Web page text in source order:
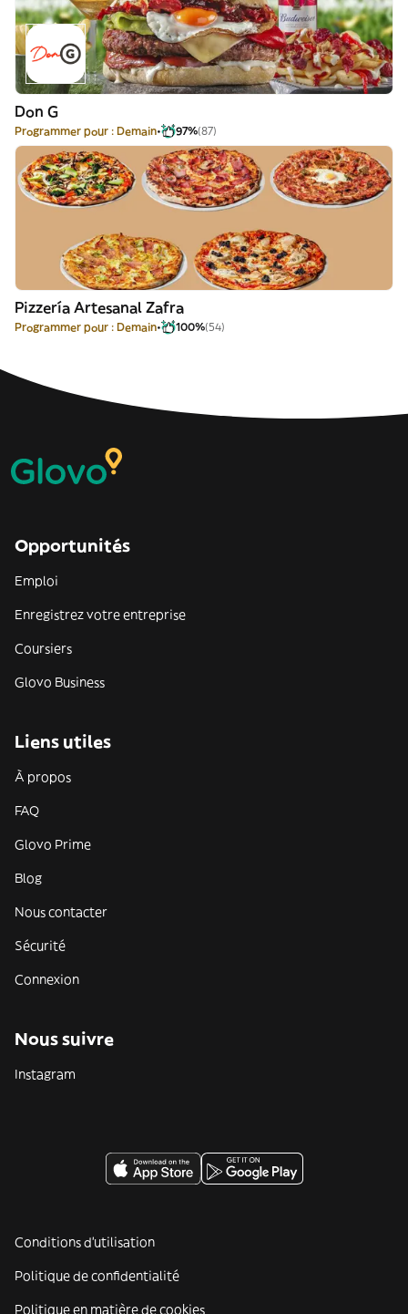
Don G
Programmer pour : Demain 97%(87)
Pizzería Artesanal Zafra
Programmer pour : Demain 100%(54)
Opportunités
Emploi
Enregistrez votre entreprise
Coursiers
Glovo Business
Liens utiles
À propos
FAQ
Glovo Prime
Blog
Nous contacter
Sécurité
Connexion
Nous suivre
Instagram
Conditions d'utilisation
Politique de confidentialité
Politique en matière de cookies